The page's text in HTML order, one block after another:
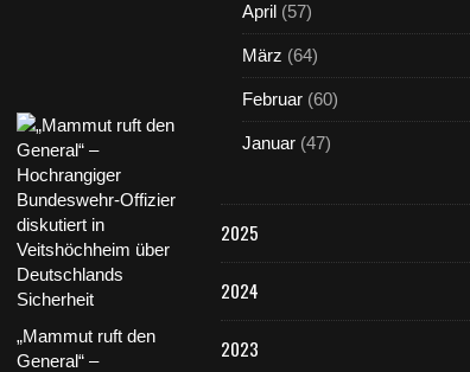
„Mammut ruft den
General“ –
April (57)
März (64)
Februar (60)
Januar (47)
2025
2024
2023